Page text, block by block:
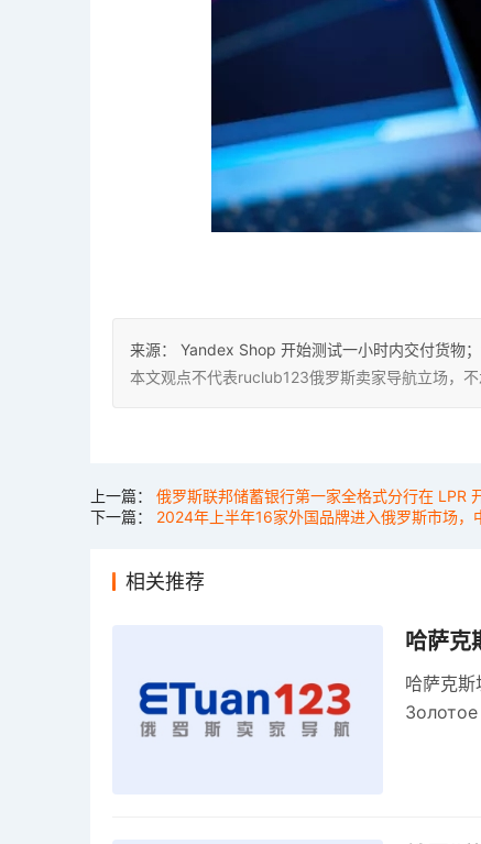
来源：
Yandex Shop 开始测试一小时内交付货物
本文观点不代表ruclub123俄罗斯卖家导航立场，
上一篇： 俄罗斯联邦储蓄银行第一家全格式分行在 LPR
下一篇： 2024年上半年16家外国品牌进入俄罗斯市场，
相关推荐
哈萨克
哈萨克
Золотое